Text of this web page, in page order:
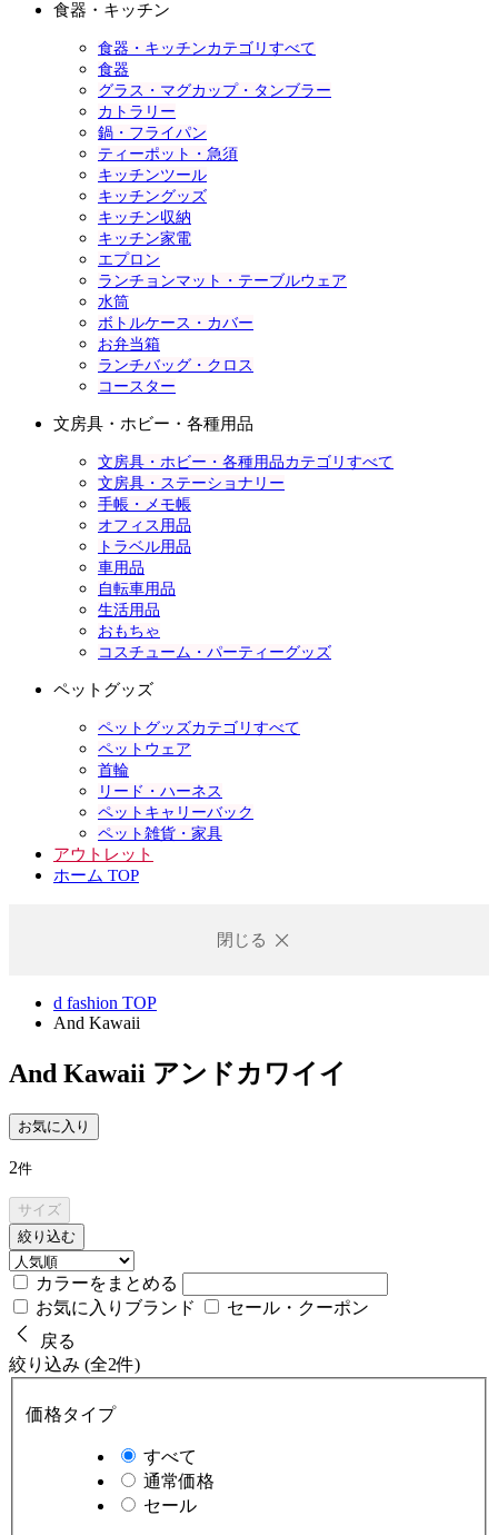
食器・キッチン
食器・キッチンカテゴリすべて
食器
グラス・マグカップ・タンブラー
カトラリー
鍋・フライパン
ティーポット・急須
キッチンツール
キッチングッズ
キッチン収納
キッチン家電
エプロン
ランチョンマット・テーブルウェア
水筒
ボトルケース・カバー
お弁当箱
ランチバッグ・クロス
コースター
文房具・ホビー・各種用品
文房具・ホビー・各種用品カテゴリすべて
文房具・ステーショナリー
手帳・メモ帳
オフィス用品
トラベル用品
車用品
自転車用品
生活用品
おもちゃ
コスチューム・パーティーグッズ
ペットグッズ
ペットグッズカテゴリすべて
ペットウェア
首輪
リード・ハーネス
ペットキャリーバック
ペット雑貨・家具
アウトレット
ホーム TOP
閉じる
d fashion TOP
And Kawaii
And Kawaii アンドカワイイ
お気に入り
2件
サイズ
絞り込む
カラーをまとめる
お気に入りブランド
セール・クーポン
戻る
絞り込み (全2件)
価格タイプ
すべて
通常価格
セール